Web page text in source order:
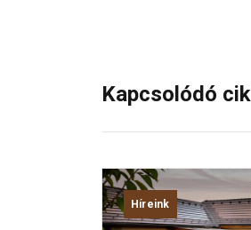
Kapcsolódó
Híreink